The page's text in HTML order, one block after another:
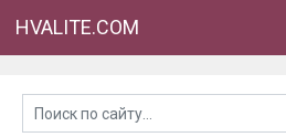
HVALITE.COM